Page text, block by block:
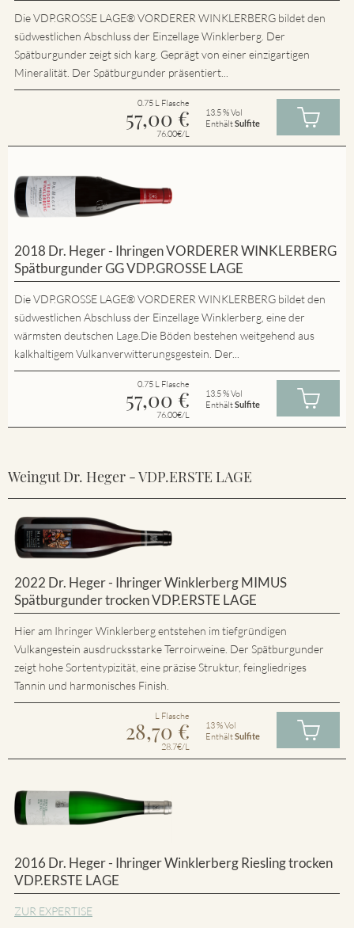
Die VDP.GROSSE LAGE® VORDERER WINKLERBERG bildet den
südwestlichen Abschluss der Einzellage Winklerberg. Der
Spätburgunder zeigt sich karg. Geprägt von einer einzigartigen
Mineralität. Der Spätburgunder präsentiert...
0.75 L Flasche
57,00 €
76.00€/L
13.5 % Vol
EnthältSulfite
2018 Dr. Heger - Ihringen VORDERER WINKLERBERG
Spätburgunder GG VDP.GROSSE LAGE
Die VDP.GROSSE LAGE® VORDERER WINKLERBERG bildet den
südwestlichen Abschluss der Einzellage Winklerberg, eine der
wärmsten deutschen Lage.Die Böden bestehen weitgehend aus
kalkhaltigem Vulkanverwitterungsgestein. Der...
0.75 L Flasche
57,00 €
76.00€/L
13.5 % Vol
EnthältSulfite
Weingut Dr. Heger - VDP.ERSTE LAGE
2022 Dr. Heger - Ihringer Winklerberg MIMUS
Spätburgunder trocken VDP.ERSTE LAGE
Hier am Ihringer Winklerberg entstehen im tiefgründigen
Vulkangestein ausdrucksstarke Terroirweine. Der Spätburgunder
zeigt hohe Sortentypizität, eine präzise Struktur, feingliedriges
Tannin und harmonisches Finish.
L Flasche
28,70 €
28.7€/L
13 % Vol
EnthältSulfite
2016 Dr. Heger - Ihringer Winklerberg Riesling trocken
VDP.ERSTE LAGE
ZUR EXPERTISE